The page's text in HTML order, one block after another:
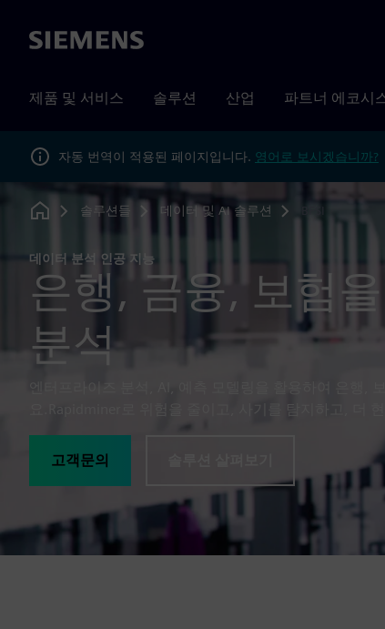
Siemens
제품 및 서비스 솔루션 산업 파트너 에코시
자동 번역이 적용된 페이지입니다. 영어로 보시겠습니까?
Home
솔루션들 데이터 및 AI 솔루션
데이터 분석 인공 지능
은행, 금융, 보험
분석
엔터프라이즈 분석, AI, 예측 모델링을 활용하여 은행,
요.Rapidminer로 위험을 줄이고, 사기를 탐지하고, 더
고객문의